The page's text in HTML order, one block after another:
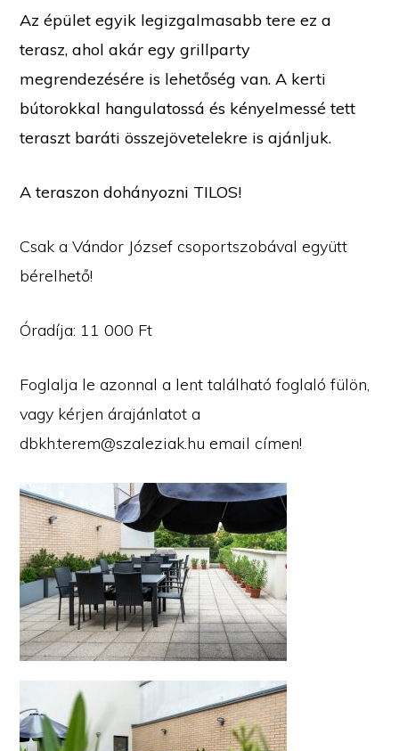
Az épület egyik legizgalmasabb tere ez a
terasz, ahol akár egy grillparty
megrendezésére is lehetőség van. A kerti
bútorokkal hangulatossá és kényelmessé tett
teraszt baráti összejövetelekre is ajánljuk.
A teraszon dohányozni TILOS!
Csak a Vándor József csoportszobával együtt
bérelhető!
Óradíja: 11 000 Ft
Foglalja le azonnal a lent található foglaló fülön,
vagy kérjen árajánlatot a
dbkh.terem@szaleziak.hu email címen!